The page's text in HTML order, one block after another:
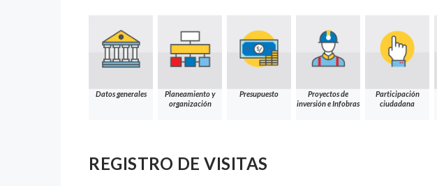
Datos generales
Planeamiento y
organización
Presupuesto
Proyectos de
inversión e Infobras
Participación
ciudadana
REGISTRO DE VISITAS